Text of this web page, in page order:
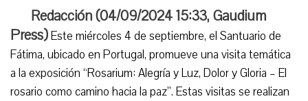
Redacción (04/09/2024 15:33, Gaudium
Press)Este miércoles 4 de septiembre, el Santuario de
Fátima, ubicado en Portugal, promueve una visita temática
a la exposición “Rosarium: Alegría y Luz, Dolor y Gloria – El
rosario como camino hacia la paz”. Estas visitas se realizan